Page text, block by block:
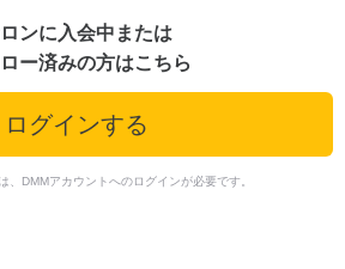
ンに入会中または
ー済みの方はこちら
ログインする
、DMMアカウントへのログインが必要です。